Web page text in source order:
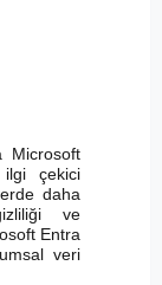
Microsoft
ilgi çekici
daha
ve
Entra
veri